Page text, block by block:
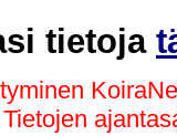
tietoja